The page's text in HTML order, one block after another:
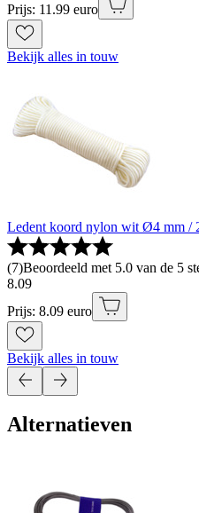
Prijs: 11.99 euro
Bekijk alles in touw
Ledent koord nylon wit Ø4 mm /
(7)Beoordeeld met 5.0 van de 5
8.09
Prijs: 8.09 euro
Bekijk alles in touw
Alternatieven